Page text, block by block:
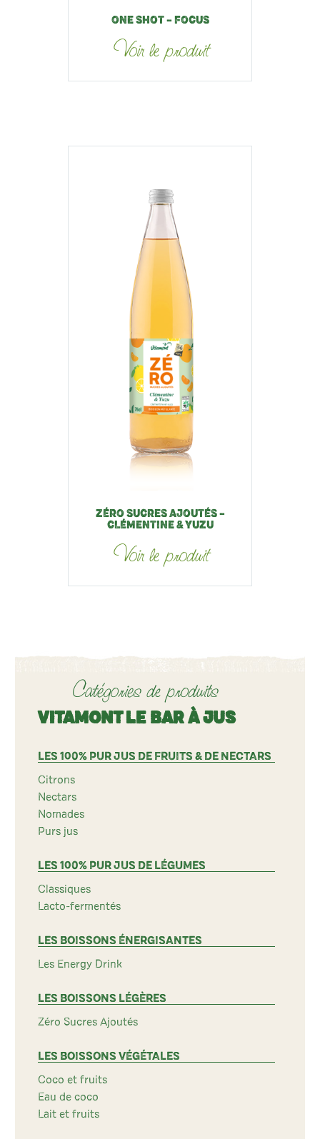
ONE SHOT – FOCUS
Voir le produit
ZÉRO SUCRES AJOUTÉS –
CLÉMENTINE & YUZU
Voir le produit
Catégories de produits
VITAMONT LE BAR À JUS
LES 100% PUR JUS DE FRUITS & DE NECTARS
Citrons
Nectars
Nomades
Purs jus
LES 100% PUR JUS DE LÉGUMES
Classiques
Lacto-fermentés
LES BOISSONS ÉNERGISANTES
Les Energy Drink
LES BOISSONS LÉGÈRES
Zéro Sucres Ajoutés
LES BOISSONS VÉGÉTALES
Coco et fruits
Eau de coco
Lait et fruits